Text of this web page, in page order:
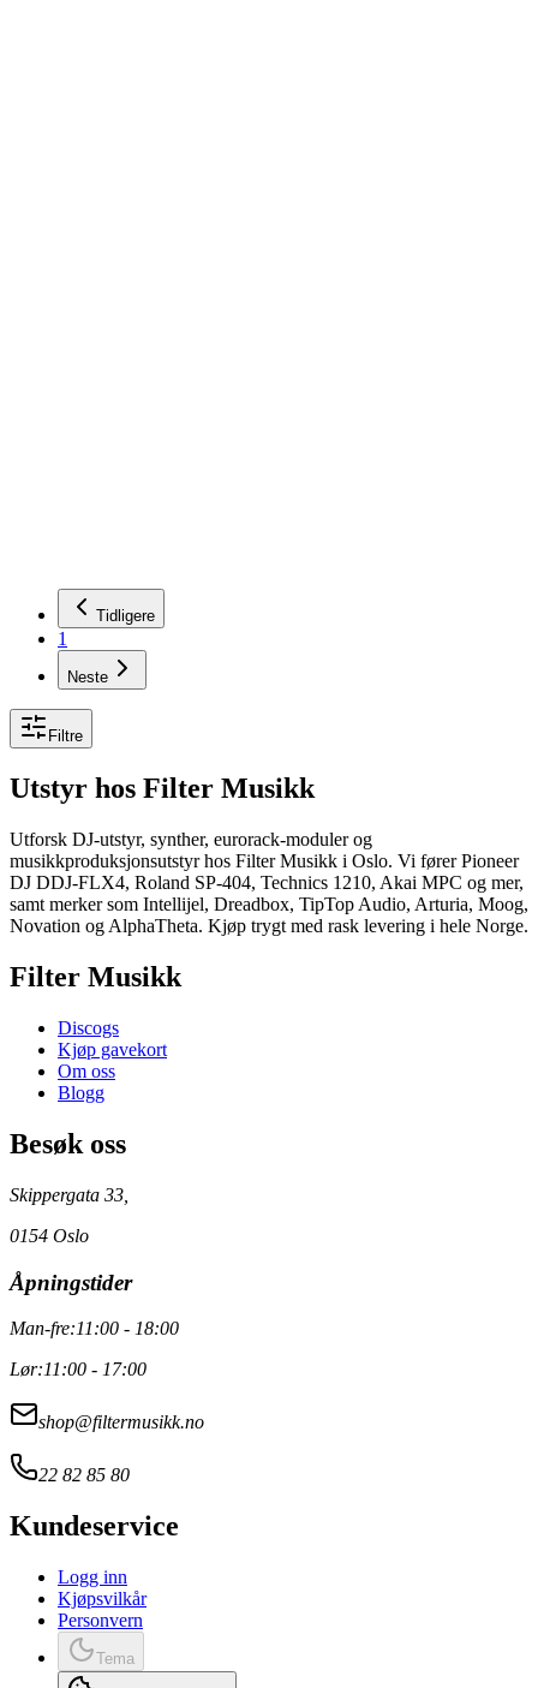
Tidligere
1
Neste
Filtre
Utstyr hos Filter Musikk
Utforsk DJ-utstyr, synther, eurorack-moduler og
musikkproduksjonsutstyr hos Filter Musikk i Oslo. Vi fører Pioneer
DJ DDJ-FLX4, Roland SP-404, Technics 1210, Akai MPC og mer,
samt merker som Intellijel, Dreadbox, TipTop Audio, Arturia, Moog,
Novation og AlphaTheta. Kjøp trygt med rask levering i hele Norge.
Filter Musikk
Discogs
Kjøp gavekort
Om oss
Blogg
Besøk oss
Skippergata 33,
0154 Oslo
Åpningstider
Man-fre:11:00 - 18:00
Lør:11:00 - 17:00
shop@filtermusikk.no
22 82 85 80
Kundeservice
Logg inn
Kjøpsvilkår
Personvern
Tema